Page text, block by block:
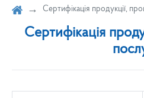
Сертифікація продукції,
Сертифікація